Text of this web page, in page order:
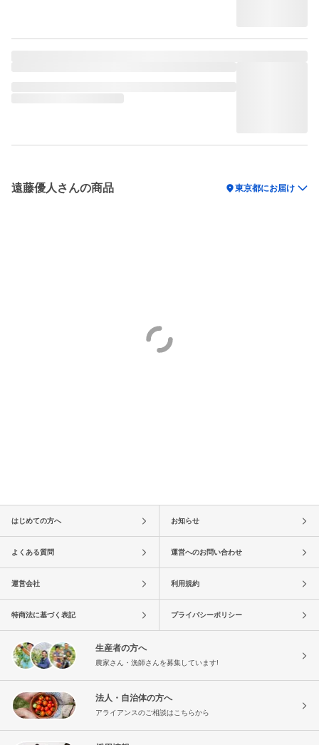
遠藤優人さんの商品 location_on東京都にお届け
はじめての方へ お知らせ
よくある質問 運営へのお問い合わせ
運営会社 利用規約
特商法に基づく表記 プライバシーポリシー
生産者の方へ
農家さん・漁師さんを募集しています!
法人・自治体の方へ
アライアンスのご相談はこちらから